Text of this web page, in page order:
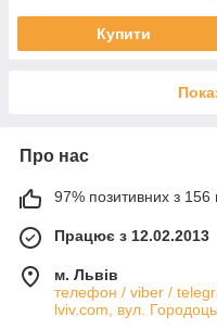
Купити
Про нас
97% позитивних з 156
Працює з 12.02.2013
м. Львів
телефон / viber /
lviv.com, вул.